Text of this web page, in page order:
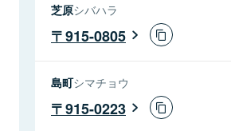
芝原シバハラ
915-0805
島町シマチョウ
915-0223